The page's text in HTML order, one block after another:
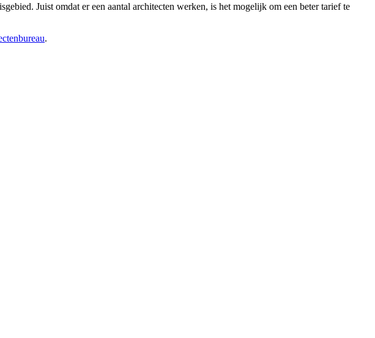
Juist omdat er een aantal architecten werken, is het mogelijk om een beter tarief te
.